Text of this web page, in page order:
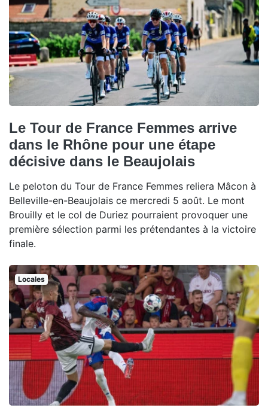
Le Tour de France Femmes arrive
dans le Rhône pour une étape
décisive dans le Beaujolais
Le peloton du Tour de France Femmes reliera Mâcon à
Belleville-en-Beaujolais ce mercredi 5 août. Le mont
Brouilly et le col de Duriez pourraient provoquer une
première sélection parmi les prétendantes à la victoire
finale.
Locales